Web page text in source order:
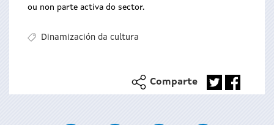
ou non parte activa do sector.
Dinamización da cultura
Comparte